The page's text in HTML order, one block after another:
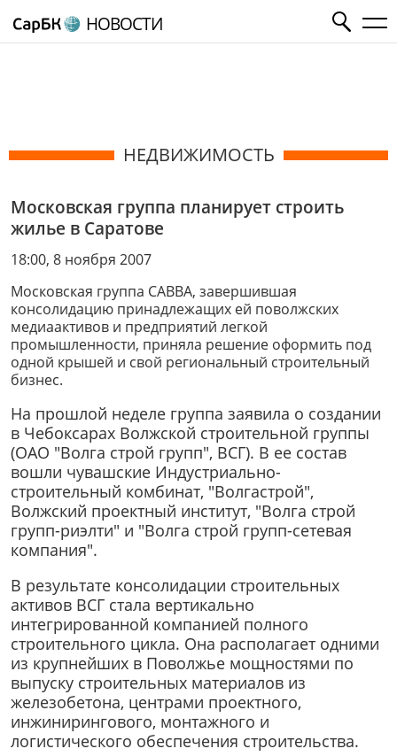
НОВОСТИ
НЕДВИЖИМОСТЬ
Московская группа планирует строить
жилье в Саратове
18:00, 8 ноября 2007
Московская группа САВВА, завершившая
консолидацию принадлежащих ей поволжских
медиаактивов и предприятий легкой
промышленности, приняла решение оформить под
одной крышей и свой региональный строительный
бизнес.
На прошлой неделе группа заявила о создании
в Чебоксарах Волжской строительной группы
(ОАО "Волга строй групп", ВСГ). В ее состав
вошли чувашские Индустриально-
строительный комбинат, "Волгастрой",
Волжский проектный институт, "Волга строй
групп-риэлти" и "Волга строй групп-сетевая
компания".
В результате консолидации строительных
активов ВСГ стала вертикально
интегрированной компанией полного
строительного цикла. Она располагает одними
из крупнейших в Поволжье мощностями по
выпуску строительных материалов из
железобетона, центрами проектного,
инжинирингового, монтажного и
логистического обеспечения строительства.